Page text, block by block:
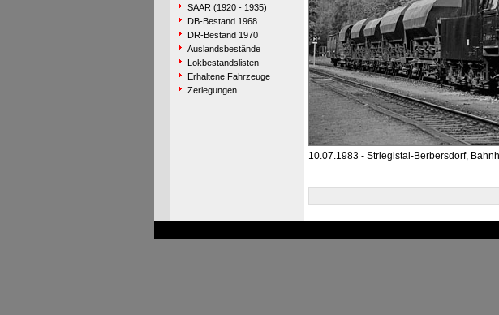
SAAR (1920 - 1935)
DB-Bestand 1968
DR-Bestand 1970
Auslandsbestände
Lokbestandslisten
Erhaltene Fahrzeuge
Zerlegungen
10.07.1983 - Striegistal-Berbersdorf,